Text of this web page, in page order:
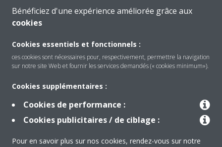
Solutions
Bénéficiez d'une expérience améliorée grâce aux
cookies
Cookies essentiels et fonctionnels :
ces cookies sont nécessaires pour, respectivement, permettre la navigation
sur notre site Web et fournir les services demandés (« cookies minimum»).
Cookies supplémentaires :
Cookies de performance :
Cookies publicitaires / de ciblage :
Pour en savoir plus sur nos cookies, rendez-vous sur notre